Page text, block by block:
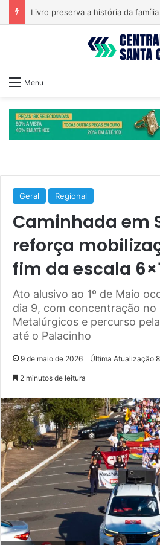
Menu
Geral Regional
Caminhada em
reforça
fim da escala
Ato alusivo ao 1º de Maio
dia 9, com concentração no
Metalúrgicos e percurso
até o Palacinho
9 de maio de 2026 Última Atualização
2 minutos de leitura